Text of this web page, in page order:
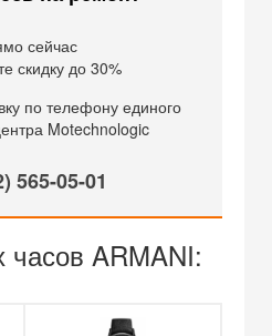
сейчас
скидку до 30%
по телефону единого
Motechnologic
565-05-01
часов ARMANI: